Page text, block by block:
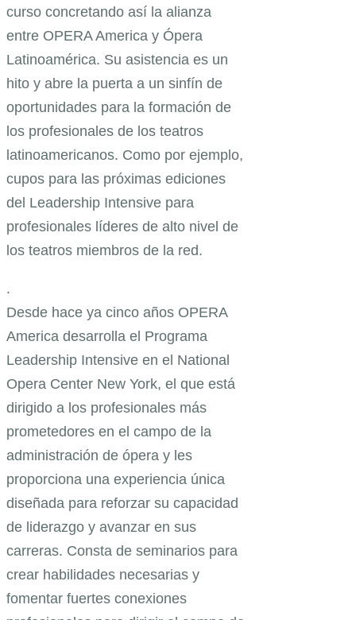
curso concretando así la alianza
entre OPERA America y Ópera
Latinoamérica. Su asistencia es un
hito y abre la puerta a un sinfín de
oportunidades para la formación de
los profesionales de los teatros
latinoamericanos. Como por ejemplo,
cupos para las próximas ediciones
del Leadership Intensive para
profesionales líderes de alto nivel de
los teatros miembros de la red.
.
Desde hace ya cinco años OPERA
America desarrolla el Programa
Leadership Intensive en el National
Opera Center New York, el que está
dirigido a los profesionales más
prometedores en el campo de la
administración de ópera y les
proporciona una experiencia única
diseñada para reforzar su capacidad
de liderazgo y avanzar en sus
carreras. Consta de seminarios para
crear habilidades necesarias y
fomentar fuertes conexiones